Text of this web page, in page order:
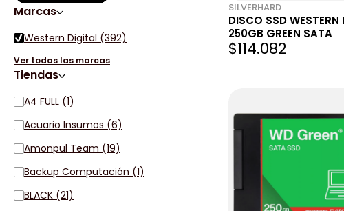
Marcas
Western Digital (392)
Ver todas las marcas
Tiendas
A4 FULL (1)
Acuario Insumos (6)
Amonpul Team (19)
Backup Computación (1)
BLACK (21)
SILVERHARD
DISCO SSD WESTERN
250GB GREEN SATA
$114.082